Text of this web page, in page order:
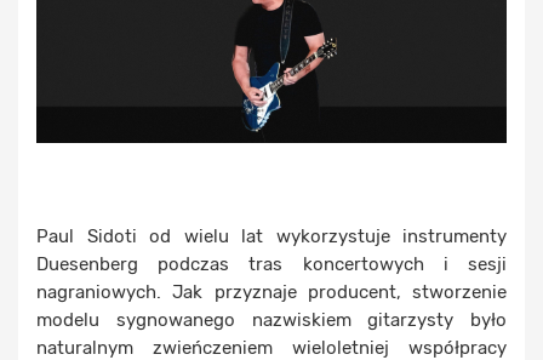
Paul Sidoti od wielu lat wykorzystuje instrumenty
Duesenberg podczas tras koncertowych i sesji
nagraniowych. Jak przyznaje producent, stworzenie
modelu sygnowanego nazwiskiem gitarzysty było
naturalnym zwieńczeniem wieloletniej współpracy